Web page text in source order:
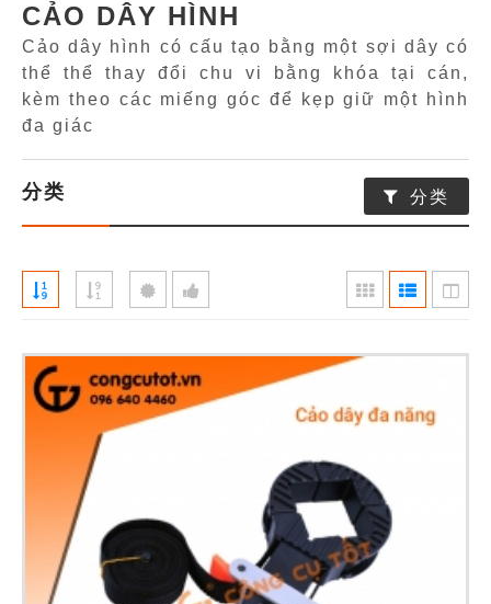
CẢO DÂY HÌNH
Cảo dây hình có cấu tạo bằng một sợi dây có
thể thể thay đổi chu vi bằng khóa tại cán,
kèm theo các miếng góc để kẹp giữ một hình
đa giác
分类 分类